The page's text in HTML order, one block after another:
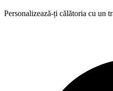
Personalizează-ți călătoria cu un